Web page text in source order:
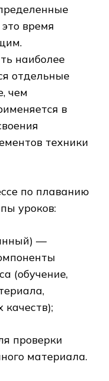
время
наиболее
отдельные
чем
в
техники
по плаванию
уроков:
—
(обучение,
качеств);
проверки
материала.